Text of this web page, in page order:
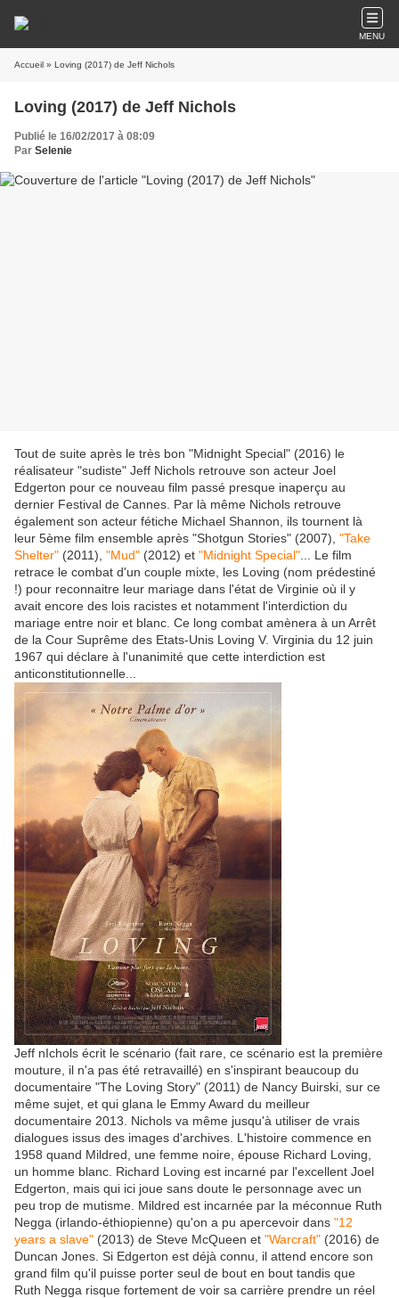
MENU
Accueil » Loving (2017) de Jeff Nichols
Loving (2017) de Jeff Nichols
Publié le 16/02/2017 à 08:09
Par Selenie
Tout de suite après le très bon "Midnight Special" (2016) le
réalisateur "sudiste" Jeff Nichols retrouve son acteur Joel
Edgerton pour ce nouveau film passé presque inaperçu au
dernier Festival de Cannes. Par là même Nichols retrouve
également son acteur fétiche Michael Shannon, ils tournent là
leur 5ème film ensemble après "Shotgun Stories" (2007), "Take
Shelter" (2011), "Mud" (2012) et "Midnight Special" ... Le film
retrace le combat d'un couple mixte, les Loving (nom prédestiné
!) pour reconnaitre leur mariage dans l'état de Virginie où il y
avait encore des lois racistes et notamment l'interdiction du
mariage entre noir et blanc. Ce long combat amènera à un Arrêt
de la Cour Suprême des Etats-Unis Loving V. Virginia du 12 juin
1967 qui déclare à l'unanimité que cette interdiction est
anticonstitutionnelle...
Jeff nIchols écrit le scénario (fait rare, ce scénario est la première
mouture, il n'a pas été retravaillé) en s'inspirant beaucoup du
documentaire "The Loving Story" (2011) de Nancy Buirski, sur ce
même sujet, et qui glana le Emmy Award du meilleur
documentaire 2013. Nichols va même jusqu'à utiliser de vrais
dialogues issus des images d'archives. L'histoire commence en
1958 quand Mildred, une femme noire, épouse Richard Loving,
un homme blanc. Richard Loving est incarné par l'excellent Joel
Edgerton, mais qui ici joue sans doute le personnage avec un
peu trop de mutisme. Mildred est incarnée par la méconnue Ruth
Negga (irlando-éthiopienne) qu'on a pu apercevoir dans "12
years a slave" (2013) de Steve McQueen et "Warcraft" (2016) de
Duncan Jones. Si Edgerton est déjà connu, il attend encore son
grand film qu'il puisse porter seul de bout en bout tandis que
Ruth Negga risque fortement de voir sa carrière prendre un réel